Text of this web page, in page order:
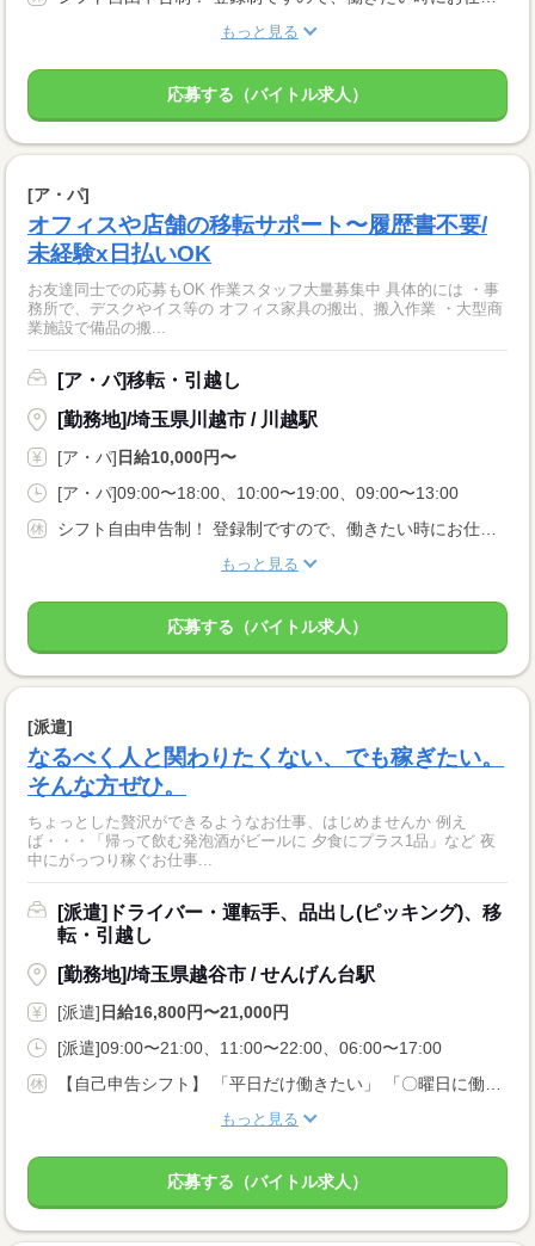
もっと見る
応募する（バイトル求人）
[ア・パ]
オフィスや店舗の移転サポート〜履歴書不要/
未経験x日払いOK
お友達同士での応募もOK 作業スタッフ大量募集中 具体的には ・事
務所で、デスクやイス等の オフィス家具の搬出、搬入作業 ・大型商
業施設で備品の搬...
[ア・パ]移転・引越し
[勤務地]/埼玉県川越市 / 川越駅
[ア・パ] 日給10,000円〜
[ア・パ]09:00〜18:00、10:00〜19:00、09:00〜13:00
もっと見る
応募する（バイトル求人）
[派遣]
なるべく人と関わりたくない、でも稼ぎたい。
そんな方ぜひ。
ちょっとした贅沢ができるようなお仕事、はじめませんか 例え
ば・・・「帰って飲む発泡酒がビールに 夕食にプラス1品」など 夜
中にがっつり稼ぐお仕事...
[派遣]ドライバー・運転手、品出し(ピッキング)、移
転・引越し
[勤務地]/埼玉県越谷市 / せんげん台駅
[派遣] 日給16,800円〜21,000円
[派遣]09:00〜21:00、11:00〜22:00、06:00〜17:00
もっと見る
応募する（バイトル求人）